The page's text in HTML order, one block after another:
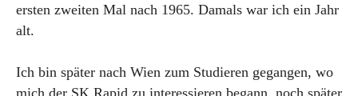
ersten zweiten Mal nach 1965. Damals war ich ein Jahr
alt.
Ich bin später nach Wien zum Studieren gegangen, wo